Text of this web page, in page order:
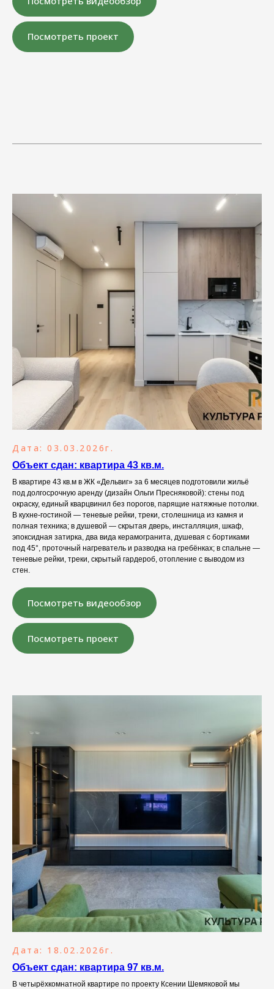
Посмотреть проект
Дата: 03.03.2026г.
Объект сдан: квартира 43 кв.м.
В квартире 43 кв.м в ЖК «Дельвиг» за 6 месяцев подготовили жильё
под долгосрочную аренду (дизайн Ольги Пресняковой): стены под
окраску, единый кварцвинил без порогов, парящие натяжные потолки.
В кухне-гостиной — теневые рейки, треки, столешница из камня и
полная техника; в душевой — скрытая дверь, инсталляция, шкаф,
эпоксидная затирка, два вида керамогранита, душевая с бортиками
под 45°, проточный нагреватель и разводка на гребёнках; в спальне —
теневые рейки, треки, скрытый гардероб, отопление с выводом из
стен.
Посмотреть видеообзор
Посмотреть проект
Дата: 18.02.2026г.
Объект сдан: квартира 97 кв.м.
В четырёхкомнатной квартире по проекту Ксении Шемяковой мы